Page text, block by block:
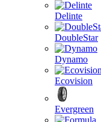
Delinte
DoubleStar
Dynamo
Ecovision
Evergreen